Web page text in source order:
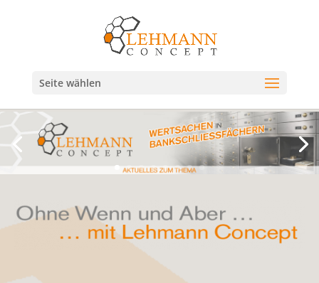
Seite wählen